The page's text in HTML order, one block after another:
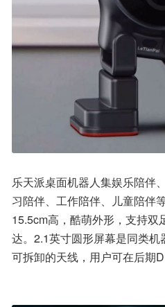
乐天派桌面机器人集娱乐陪伴
习陪伴、工作陪伴、儿童陪伴
15.5cm高，酷萌外形，支持双
达。2.1英寸圆形屏幕是同类
可拆卸的天线，用户可在后期